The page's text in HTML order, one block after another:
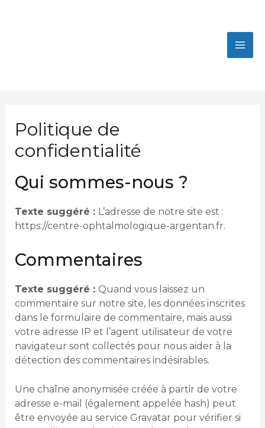
Politique de
confidentialité
Qui sommes-nous ?
Texte suggéré : L’adresse de notre site est :
https://centre-ophtalmologique-argentan.fr.
Commentaires
Texte suggéré : Quand vous laissez un
commentaire sur notre site, les données inscrites
dans le formulaire de commentaire, mais aussi
votre adresse IP et l’agent utilisateur de votre
navigateur sont collectés pour nous aider à la
détection des commentaires indésirables.
Une chaîne anonymisée créée à partir de votre
adresse e-mail (également appelée hash) peut
être envoyée au service Gravatar pour vérifier si